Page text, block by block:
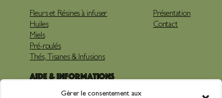
Gérer le consentement aux
Fleurs et Résines à infuser
Huiles
Miels
Pré-roulés
Thés, Tisanes & Infusions
Présentation
Contact
Aide & Informations